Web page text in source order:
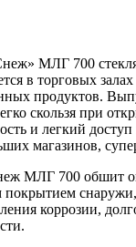
МЛГ 700
в торговых
продуктов.
скользя при
и легкий
магазинов,
МЛГ 700 обшит
коррозии,